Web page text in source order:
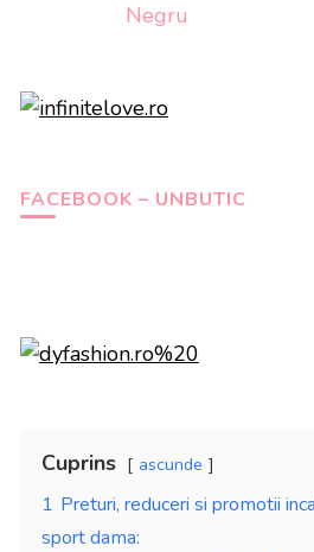
Negru
FACEBOOK – UNBUTIC
Cuprins ascunde
1 Preturi, reduceri si promotii
sport dama: